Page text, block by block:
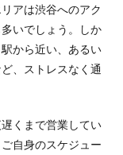
アは渋谷へのアク
いでしょう。しか
から近い、あるい
、ストレスなく通
くまで営業してい
自身のスケジュー